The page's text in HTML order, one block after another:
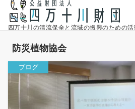
四万十川の清流保全と流域の振興のための
防災植物協会
ブログ